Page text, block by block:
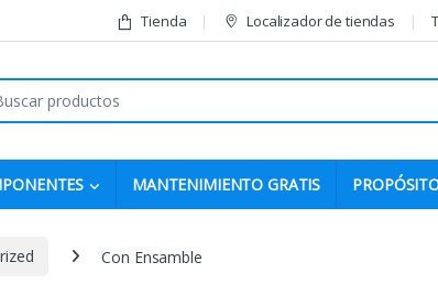
Tienda Localizador de tiendas
for:
MANTENIMIENTO GRATIS
Con Ensamble